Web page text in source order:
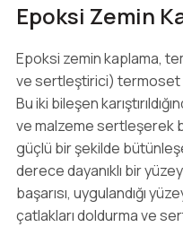
Epoksi Zemin
Epoksi zemin kaplama,
ve sertleştirici) termoset
Bu iki bileşen
ve malzeme sertleşerek
güçlü bir şekilde
derece dayanıklı bir
başarısı, uygulandığı
çatlakları doldurma ve